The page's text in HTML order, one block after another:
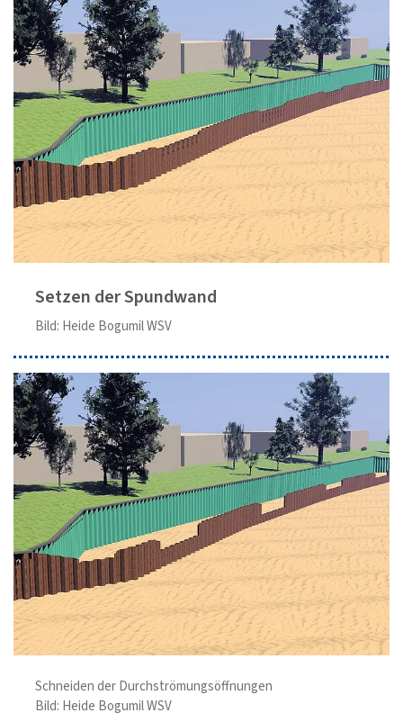
Setzen der Spundwand
Bild: Heide Bogumil WSV
Schneiden der Durchströmungsöffnungen
Bild: Heide Bogumil WSV